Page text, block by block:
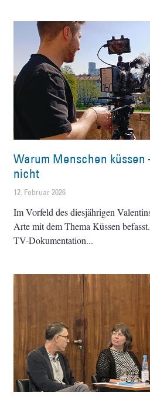
Warum Menschen
nicht
12. Februar 2026
Im Vorfeld des diesjährigen
Arte mit dem Thema Küssen
TV-Dokumentation